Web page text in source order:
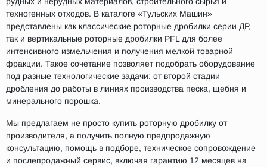
техногенных отходов. В каталоге «Тульских Машин»
представлены как классические роторные дробилки серии ДР,
так и вертикальные роторные дробилки PFL для более
интенсивного измельчения и получения мелкой товарной
фракции. Такое сочетание позволяет подобрать оборудование
под разные технологические задачи: от второй стадии
дробления до работы в линиях производства песка, щебня и
минерального порошка.
Мы предлагаем не просто купить роторную дробилку от
производителя, а получить полную предпродажную
консультацию, помощь в подборе, техническое сопровождение
и послепродажный сервис, включая гарантию 12 месяцев на